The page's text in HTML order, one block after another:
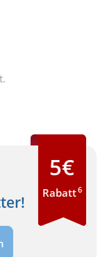
5€
Rabatt6